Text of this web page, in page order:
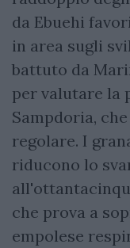
da Ebuehi
in area sugli
battuto da
per valutare la
Sampdoria,
regolare. I
riducono lo
che prova a
empolese